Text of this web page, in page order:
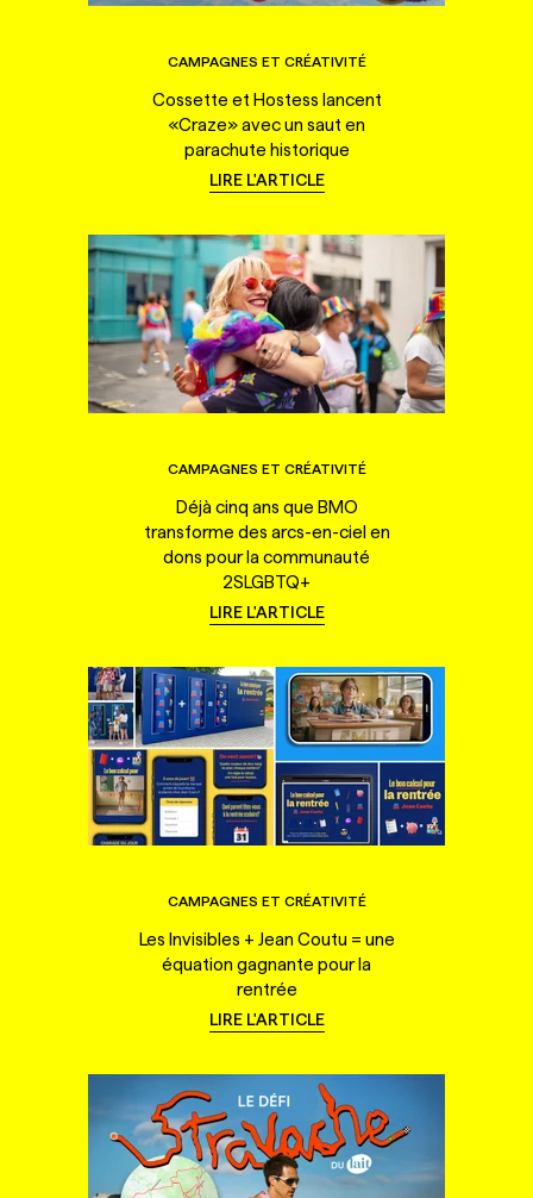
CAMPAGNES ET CRÉATIVITÉ
Cossette et Hostess lancent
«Craze» avec un saut en
parachute historique
LIRE L'ARTICLE
CAMPAGNES ET CRÉATIVITÉ
Déjà cinq ans que BMO
transforme des arcs-en-ciel en
dons pour la communauté
2SLGBTQ+
LIRE L'ARTICLE
CAMPAGNES ET CRÉATIVITÉ
Les Invisibles + Jean Coutu = une
équation gagnante pour la
rentrée
LIRE L'ARTICLE